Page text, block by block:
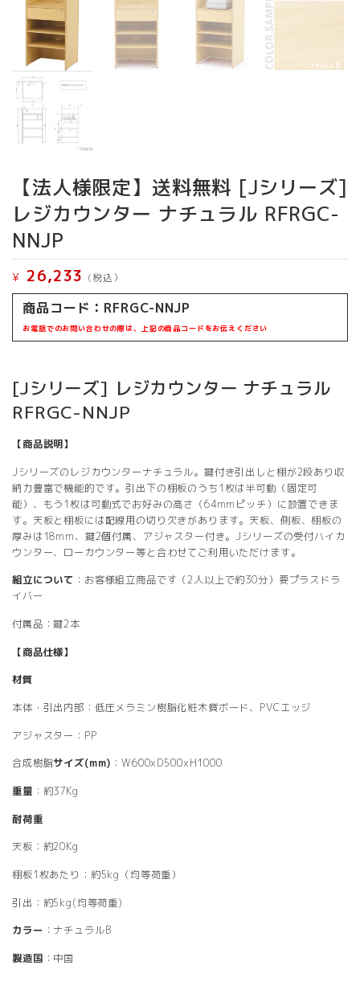
【法人様限定】送料無料 [Jシリーズ]
レジカウンター ナチュラル RFRGC-
NNJP
¥ 26,233 (税込）
商品コード：RFRGC-NNJP
お電話でのお問い合わせの際は、上記の商品コードをお伝えください
[Jシリーズ] レジカウンター ナチュラル
RFRGC-NNJP
【商品説明】
Jシリーズのレジカウンターナチュラル。鍵付き引出しと棚が2段あり収
納力豊富で機能的です。引出下の棚板のうち1枚は半可動（固定可
能）、もう1枚は可動式でお好みの高さ（64mmピッチ）に設置できま
す。天板と棚板には配線用の切り欠きがあります。天板、側板、棚板の
厚みは18mm、鍵2個付属、アジャスター付き。Jシリーズの受付ハイカ
ウンター、ローカウンター等と合わせてご利用いただけます。
組立について ：お客様組立商品です（2人以上で約30分）要プラスドラ
イバー
付属品：鍵2本
【商品仕様】
材質
本体・引出内部：低圧メラミン樹脂化粧木質ボード、PVCエッジ
アジャスター：PP
合成樹脂サイズ(mm) ：W600xD500xH1000
重量 ：約37Kg
耐荷重
天板：約20Kg
棚板1枚あたり：約5kg（均等荷重）
引出：約5kg(均等荷重)
カラー ：ナチュラルB
製造国 ：中国